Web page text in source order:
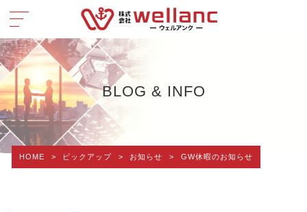
BLOG & INFO
HOME > ピックアップ > お知らせ > GW休暇のお知らせ